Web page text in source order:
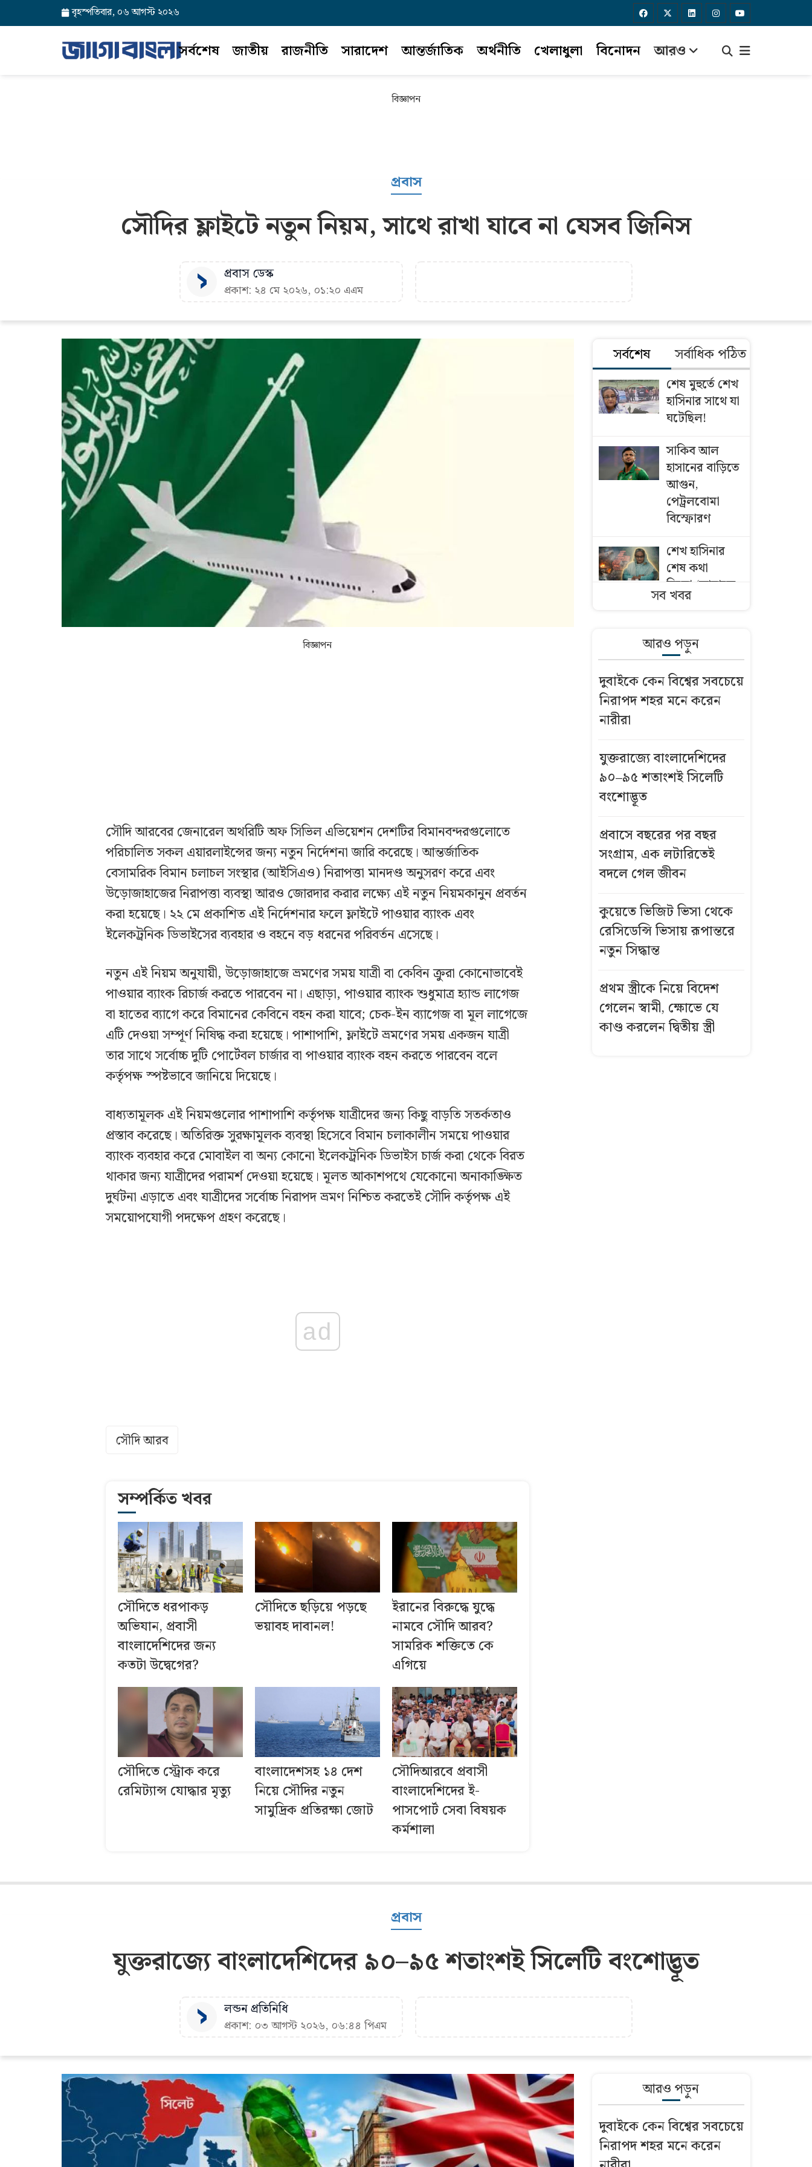
বৃহস্পতিবার, ০৬ আগস্ট ২০২৬
সর্বশেষ জাতীয় রাজনীতি সারাদেশ আন্তর্জাতিক অর্থনীতি খেলাধুলা বিনোদন আরও
বিজ্ঞাপন
প্রবাস
সৌদির ফ্লাইটে নতুন নিয়ম, সাথে রাখা যাবে না যেসব জিনিস
প্রবাস ডেস্ক
প্রকাশ: ২৪ মে ২০২৬, ০১:২০ এএম
বিজ্ঞাপন
সৌদি আরবের জেনারেল অথরিটি অফ সিভিল এভিয়েশন দেশটির বিমানবন্দরগুলোতে
পরিচালিত সকল এয়ারলাইন্সের জন্য নতুন নির্দেশনা জারি করেছে। আন্তর্জাতিক
বেসামরিক বিমান চলাচল সংস্থার (আইসিএও) নিরাপত্তা মানদণ্ড অনুসরণ করে এবং
উড়োজাহাজের নিরাপত্তা ব্যবস্থা আরও জোরদার করার লক্ষ্যে এই নতুন নিয়মকানুন প্রবর্তন
করা হয়েছে। ২২ মে প্রকাশিত এই নির্দেশনার ফলে ফ্লাইটে পাওয়ার ব্যাংক এবং
ইলেকট্রনিক ডিভাইসের ব্যবহার ও বহনে বড় ধরনের পরিবর্তন এসেছে।
নতুন এই নিয়ম অনুযায়ী, উড়োজাহাজে ভ্রমণের সময় যাত্রী বা কেবিন ক্রুরা কোনোভাবেই
পাওয়ার ব্যাংক রিচার্জ করতে পারবেন না। এছাড়া, পাওয়ার ব্যাংক শুধুমাত্র হ্যান্ড লাগেজ
বা হাতের ব্যাগে করে বিমানের কেবিনে বহন করা যাবে; চেক-ইন ব্যাগেজ বা মূল লাগেজে
এটি দেওয়া সম্পূর্ণ নিষিদ্ধ করা হয়েছে। পাশাপাশি, ফ্লাইটে ভ্রমণের সময় একজন যাত্রী
তার সাথে সর্বোচ্চ দুটি পোর্টেবল চার্জার বা পাওয়ার ব্যাংক বহন করতে পারবেন বলে
কর্তৃপক্ষ স্পষ্টভাবে জানিয়ে দিয়েছে।
বাধ্যতামূলক এই নিয়মগুলোর পাশাপাশি কর্তৃপক্ষ যাত্রীদের জন্য কিছু বাড়তি সতর্কতাও
প্রস্তাব করেছে। অতিরিক্ত সুরক্ষামূলক ব্যবস্থা হিসেবে বিমান চলাকালীন সময়ে পাওয়ার
ব্যাংক ব্যবহার করে মোবাইল বা অন্য কোনো ইলেকট্রনিক ডিভাইস চার্জ করা থেকে বিরত
থাকার জন্য যাত্রীদের পরামর্শ দেওয়া হয়েছে। মূলত আকাশপথে যেকোনো অনাকাঙ্ক্ষিত
দুর্ঘটনা এড়াতে এবং যাত্রীদের সর্বোচ্চ নিরাপদ ভ্রমণ নিশ্চিত করতেই সৌদি কর্তৃপক্ষ এই
সময়োপযোগী পদক্ষেপ গ্রহণ করেছে।
ad
সৌদি আরব
সম্পর্কিত খবর
সৌদিতে ধরপাকড়
অভিযান, প্রবাসী
বাংলাদেশিদের জন্য
কতটা উদ্বেগের?
সৌদিতে ছড়িয়ে পড়ছে
ভয়াবহ দাবানল!
ইরানের বিরুদ্ধে যুদ্ধে
নামবে সৌদি আরব?
সামরিক শক্তিতে কে
এগিয়ে
সৌদিতে স্ট্রোক করে
রেমিট্যান্স যোদ্ধার মৃত্যু
বাংলাদেশসহ ১৪ দেশ
নিয়ে সৌদির নতুন
সামুদ্রিক প্রতিরক্ষা জোট
সৌদিআরবে প্রবাসী
বাংলাদেশিদের ই-
পাসপোর্ট সেবা বিষয়ক
কর্মশালা
সর্বশেষ সর্বাধিক পঠিত
শেষ মুহুর্তে শেখ
হাসিনার সাথে যা
ঘটেছিল!
সাকিব আল
হাসানের বাড়িতে
আগুন,
পেট্রলবোমা
বিস্ফোরণ
শেখ হাসিনার
শেষ কথা
ছিলো-‘আমাকে
গুলি করে মেরে
কী আছে জুলাই
গণঅভ্যুত্থান
নিয়ে ‘বিতর্কিত’
ডকুমেন্টারিতে?
পারে অলস,
স্থবির ও বিতর্কিত
মন্ত্রী-প্রতিমন্ত্রীদের
সংবর্ধনায় দেওয়া
হলো ‘ত্রাণের
প্যাকেট’
জাতীয় দলে
যেভাবে ডাক
পেতে পারেন
‘জুলাই যোদ্ধা’
রিয়াজ পুলিশের
নথিতে ‘ছাত্রলীগ
কর্মী’
সব খবর
আরও পড়ুন
দুবাইকে কেন বিশ্বের সবচেয়ে
নিরাপদ শহর মনে করেন
নারীরা
যুক্তরাজ্যে বাংলাদেশিদের
৯০–৯৫ শতাংশই সিলেটি
বংশোদ্ভূত
প্রবাসে বছরের পর বছর
সংগ্রাম, এক লটারিতেই
বদলে গেল জীবন
কুয়েতে ভিজিট ভিসা থেকে
রেসিডেন্সি ভিসায় রূপান্তরে
নতুন সিদ্ধান্ত
প্রথম স্ত্রীকে নিয়ে বিদেশ
গেলেন স্বামী, ক্ষোভে যে
কাণ্ড করলেন দ্বিতীয় স্ত্রী
প্রবাস
যুক্তরাজ্যে বাংলাদেশিদের ৯০–৯৫ শতাংশই সিলেটি বংশোদ্ভূত
লন্ডন প্রতিনিধি
প্রকাশ: ০৩ আগস্ট ২০২৬, ০৬:৪৪ পিএম
আরও পড়ুন
দুবাইকে কেন বিশ্বের সবচেয়ে
নিরাপদ শহর মনে করেন